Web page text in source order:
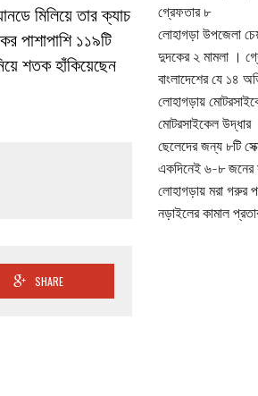
মিলিয়ে তার ক্যাচ
পাশাপাশি ১১৯টি
শতক হাঁকিয়েছেন
SHARE
গ্রেফতার ৮
লোহাগড়া উপজেলা
দুদকের ২ মামলা ।
বাংলাদেশের যে ১৪
লোহাগড়ায়
মোটরসাইকেল উদ্ধার
ছেলেদের জন্য ৮টি
একদিনেই ৬-৮ জনের
লোহাগড়ায় মরা গরুর
নড়াইলের কামাল